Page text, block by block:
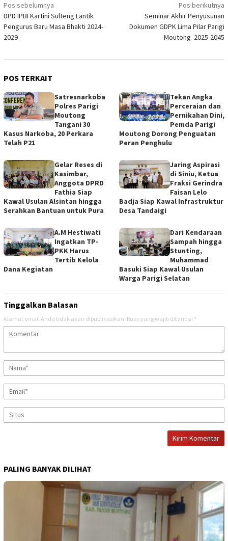
Navigasi
pos
Pos sebelumnya
DPD IPBI Kartini Sulteng Lantik
Pengurus Baru Masa Bhakti 2024-
2029
Pos berikutnya
Seminar Akhir Penyusunan
Dokumen GDPK Lima Pilar Parigi
Moutong 2025-2045
POS TERKAIT
Satresnarkoba
Polres Parigi
Moutong
Tangani 30
Kasus Narkoba, 20 Perkara
Telah P21
Tekan Angka
Perceraian dan
Pernikahan Dini,
Pemda Parigi
Moutong Dorong Penguatan
Peran Penghulu
Gelar Reses di
Kasimbar,
Anggota DPRD
Fathia Siap
Kawal Usulan Alsintan hingga
Serahkan Bantuan untuk Pura
Jaring Aspirasi
di Siniu, Ketua
Fraksi Gerindra
Faisan Lelo
Badja Siap Kawal Infrastruktur
Desa Tandaigi
A.M Hestiwati
Ingatkan TP-
PKK Harus
Tertib Kelola
Dana Kegiatan
Dari Kendaraan
Sampah hingga
Stunting,
Muhammad
Basuki Siap Kawal Usulan
Warga Parigi Selatan
Tinggalkan Balasan
Alamat email Anda tidak akan dipublikasikan. Ruas yang wajib ditandai *
PALING BANYAK DILIHAT